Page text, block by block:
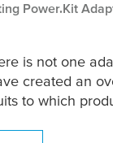
Kosmētikas
e.g. Series
Power.Kit
is not one
created an
to which